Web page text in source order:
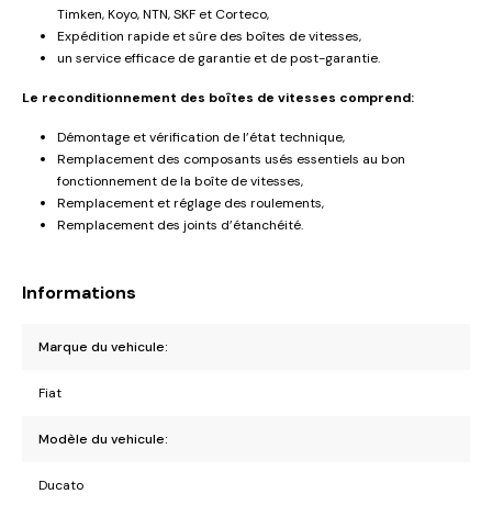
Timken, Koyo, NTN, SKF et Corteco,
Expédition rapide et sûre des boîtes de vitesses,
un service efficace de garantie et de post-garantie.
Le reconditionnement des boîtes de vitesses comprend:
Démontage et vérification de l’état technique,
Remplacement des composants usés essentiels au bon
fonctionnement de la boîte de vitesses,
Remplacement et réglage des roulements,
Remplacement des joints d’étanchéité.
Informations
Marque du vehicule:
Fiat
Modèle du vehicule:
Ducato